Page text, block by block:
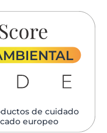
de cuidado
europeo